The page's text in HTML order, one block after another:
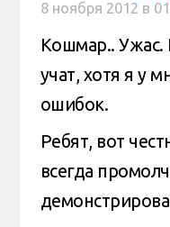
8 ноября 2012 в
Кошмар.. Ужас.
учат, хотя я у
ошибок.
Ребят, вот
всегда